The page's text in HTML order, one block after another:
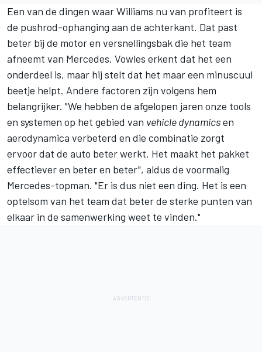
Een van de dingen waar Williams nu van profiteert is
de pushrod-ophanging aan de achterkant. Dat past
beter bij de motor en versnellingsbak die het team
afneemt van Mercedes. Vowles erkent dat het een
onderdeel is, maar hij stelt dat het maar een minuscuul
beetje helpt. Andere factoren zijn volgens hem
belangrijker. "We hebben de afgelopen jaren onze tools
en systemen op het gebied van vehicle dynamicsen
aerodynamica verbeterd en die combinatie zorgt
ervoor dat de auto beter werkt. Het maakt het pakket
effectiever en beter en beter", aldus de voormalig
Mercedes-topman. "Er is dus niet een ding. Het is een
optelsom van het team dat beter de sterke punten van
elkaar in de samenwerking weet te vinden."